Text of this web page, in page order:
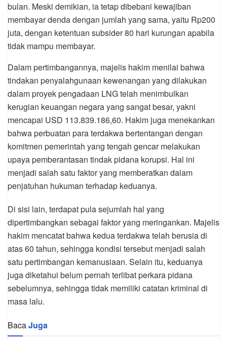
bulan. Meski demikian, ia tetap dibebani kewajiban
membayar denda dengan jumlah yang sama, yaitu Rp200
juta, dengan ketentuan subsider 80 hari kurungan apabila
tidak mampu membayar.
Dalam pertimbangannya, majelis hakim menilai bahwa
tindakan penyalahgunaan kewenangan yang dilakukan
dalam proyek pengadaan LNG telah menimbulkan
kerugian keuangan negara yang sangat besar, yakni
mencapai USD 113.839.186,60. Hakim juga menekankan
bahwa perbuatan para terdakwa bertentangan dengan
komitmen pemerintah yang tengah gencar melakukan
upaya pemberantasan tindak pidana korupsi. Hal ini
menjadi salah satu faktor yang memberatkan dalam
penjatuhan hukuman terhadap keduanya.
Di sisi lain, terdapat pula sejumlah hal yang
dipertimbangkan sebagai faktor yang meringankan. Majelis
hakim mencatat bahwa kedua terdakwa telah berusia di
atas 60 tahun, sehingga kondisi tersebut menjadi salah
satu pertimbangan kemanusiaan. Selain itu, keduanya
juga diketahui belum pernah terlibat perkara pidana
sebelumnya, sehingga tidak memiliki catatan kriminal di
masa lalu.
BacaJuga